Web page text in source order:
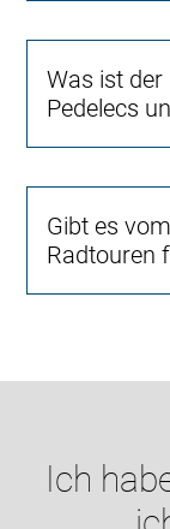
Was ist
Pedelecs
Gibt es
Radtouren
Ich